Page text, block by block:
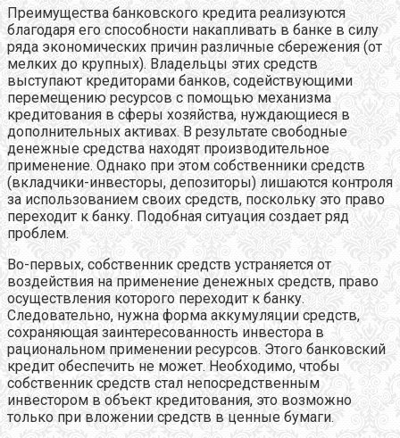
Преимущества банковского кредита реализуются
благодаря его способности накапливать в банке в силу
ряда экономических причин различные сбережения (от
мелких до крупных). Владельцы этих средств
выступают кредиторами банков, содействующими
перемещению ресурсов с помощью механизма
кредитования в сферы хозяйства, нуждающиеся в
дополнительных активах. В результате свободные
денежные средства находят производительное
применение. Однако при этом собственники средств
(вкладчики-инвесторы, депозиторы) лишаются контроля
за использованием своих средств, поскольку это право
переходит к банку. Подобная ситуация создает ряд
проблем.
Во-первых, собственник средств устраняется от
воздействия на применение денежных средств, право
осуществления которого переходит к банку.
Следовательно, нужна форма аккумуляции средств,
сохраняющая заинтересованность инвестора в
рациональном применении ресурсов. Этого банковский
кредит обеспечить не может. Необходимо, чтобы
собственник средств стал непосредственным
инвестором в объект кредитования, это возможно
только при вложении средств в ценные бумаги.